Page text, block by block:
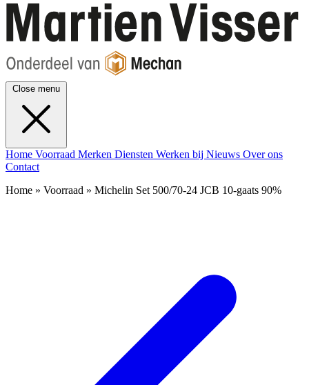
Close menu
Home Voorraad Merken Diensten Werken bij Nieuws Over ons
Contact
Home » Voorraad » Michelin Set 500/70-24 JCB 10-gaats 90%